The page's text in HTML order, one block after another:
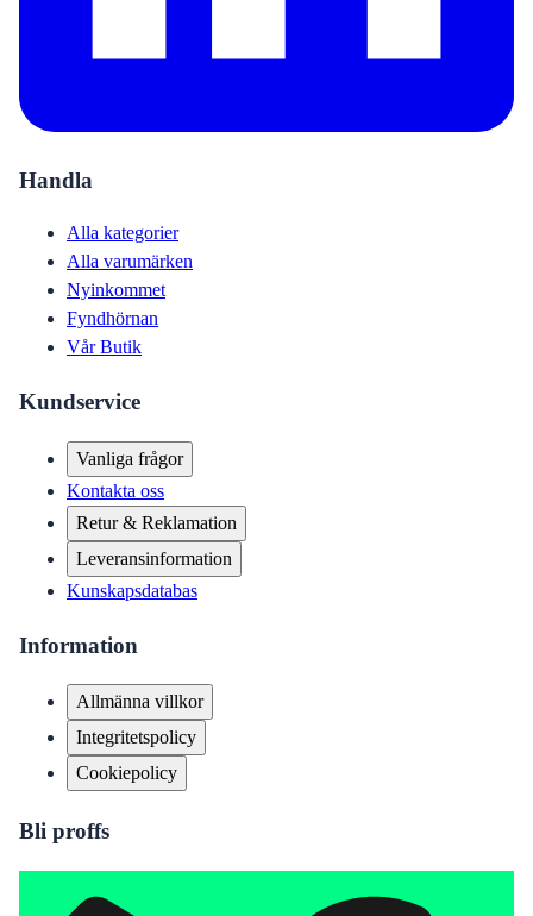
Handla
Alla kategorier
Alla varumärken
Nyinkommet
Fyndhörnan
Vår Butik
Kundservice
Vanliga frågor
Kontakta oss
Retur & Reklamation
Leveransinformation
Kunskapsdatabas
Information
Allmänna villkor
Integritetspolicy
Cookiepolicy
Bli proffs